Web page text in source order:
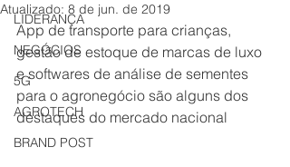
LIDERANÇA
NEGÓCIOS
5G
AGROTECH
BRAND POST
Atualizado: 8 de jun. de 2019
App de transporte para crianças,
gestão de estoque de marcas de luxo
e softwares de análise de sementes
para o agronegócio são alguns dos
destaques do mercado nacional